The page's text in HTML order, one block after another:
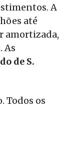
A
até
amortizada,
As
de S.
Todos os